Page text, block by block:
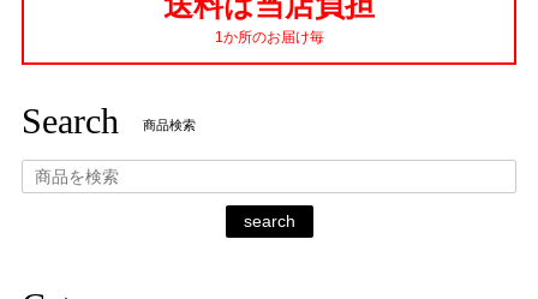
1か所のお届け毎
Search 商品検索
search